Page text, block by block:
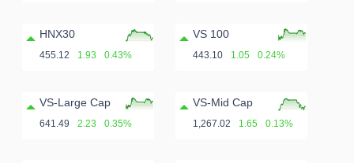
HNX30
455.12 1.93 0.43%
VS 100
443.10 1.05 0.24%
VS-Large Cap
641.49 2.23 0.35%
VS-Mid Cap
1,267.02 1.65 0.13%